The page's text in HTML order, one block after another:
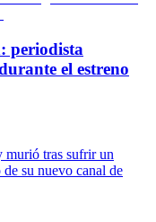
periodista
el estreno
murió tras sufrir un
su nuevo canal de